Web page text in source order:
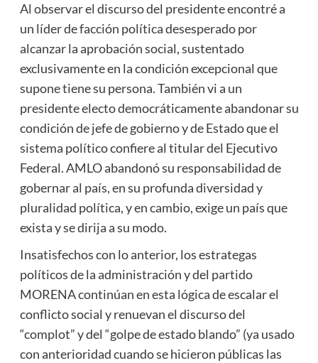
Al observar el discurso del presidente encontré a
un líder de facción política desesperado por
alcanzar la aprobación social, sustentado
exclusivamente en la condición excepcional que
supone tiene su persona. También vi a un
presidente electo democráticamente abandonar su
condición de jefe de gobierno y de Estado que el
sistema político confiere al titular del Ejecutivo
Federal. AMLO abandonó su responsabilidad de
gobernar al país, en su profunda diversidad y
pluralidad política, y en cambio, exige un país que
exista y se dirija a su modo.
Insatisfechos con lo anterior, los estrategas
políticos de la administración y del partido
MORENA continúan en esta lógica de escalar el
conflicto social y renuevan el discurso del
“complot” y del “golpe de estado blando” (ya usado
con anterioridad cuando se hicieron públicas las